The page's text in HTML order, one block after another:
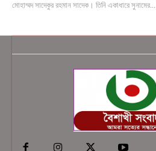
মোহাম্মদ সাদেকুর রহমান সাদেক। তিনি একাধারে সুনামের...